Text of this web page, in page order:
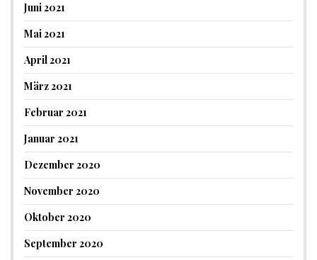
Juni 2021
Mai 2021
April 2021
März 2021
Februar 2021
Januar 2021
Dezember 2020
November 2020
Oktober 2020
September 2020